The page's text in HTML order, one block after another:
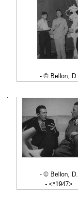
- © Bellon, D.
·
- © Bellon, D.
- <*1947>